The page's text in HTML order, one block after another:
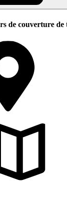
de couverture de